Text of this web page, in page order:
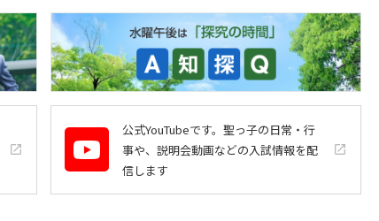
launch
公式YouTubeです。聖っ子の日常・行
事や、説明会動画などの入試情報を配
信します
launch